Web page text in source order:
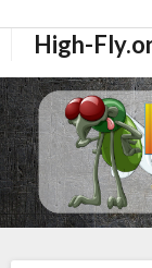
High-
Drogen Dokus
High-Fly Legal